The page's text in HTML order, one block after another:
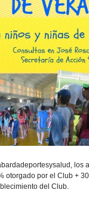
los
otorgado por el Club +
del Club.